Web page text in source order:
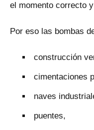
el momento correcto
Por eso las bombas
construcción
cimentaciones
naves
puentes,